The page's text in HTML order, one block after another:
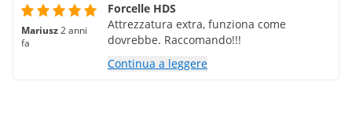
Mariusz2 anni
fa
Forcelle HDS
Attrezzatura extra, funziona come
dovrebbe. Raccomando!!!
Continua a leggere